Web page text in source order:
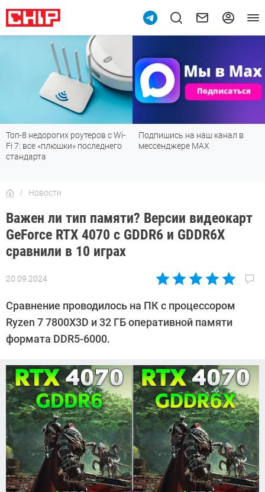
Топ-8 недорогих роутеров с Wi-
Fi 7: все «плюшки» последнего
стандарта
Подпишись на наш канал в
мессенджере МАХ
Новости
Важен ли тип памяти? Версии видеокарт
GeForce RTX 4070 с GDDR6 и GDDR6X
сравнили в 10 играх
20.09.2024
Автор:
Калашников
Сравнение проводилось на ПК с процессором
Ryzen 7 7800X3D и 32 ГБ оперативной памяти
формата DDR5-6000.